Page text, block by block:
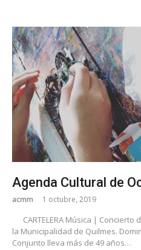
Agenda Cultural de
acmm 1 octubre, 2019
CARTELERA Música |
la Municipalidad de Quilmes.
Conjunto lleva más de 49 años…